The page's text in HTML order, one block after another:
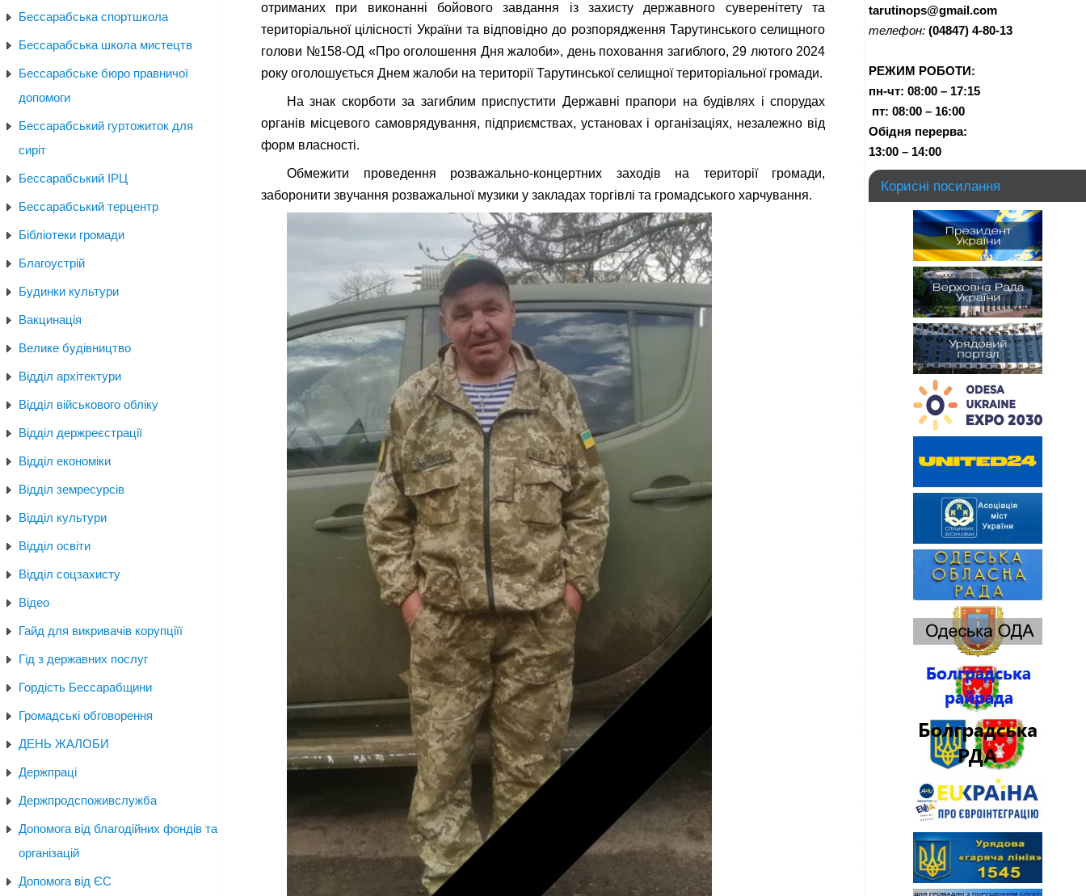
отриманих при виконанні бойового завдання із захисту державного суверенітету та
територіальної цілісності України та відповідно до розпорядження Тарутинського селищного
голови №158-ОД «Про оголошення Дня жалоби», день поховання загиблого, 29 лютого 2024
року оголошується Днем жалоби на території Тарутинської селищної територіальної громади.
На знак скорботи за загиблим приспустити Державні прапори на будівлях і спорудах
органів місцевого самоврядування, підприємствах, установах і організаціях, незалежно від
форм власності.
Обмежити проведення розважально-концертних заходів на території громади,
заборонити звучання розважальної музики у закладах торгівлі та громадського харчування.
Бессарабська спортшкола
Бессарабська школа мистецтв
Бессарабське бюро правничої
допомоги
Бессарабський гуртожиток для
сиріт
Бессарабський ІРЦ
Бессарабський терцентр
Бібліотеки громади
Благоустрій
Будинки культури
Вакцинація
Велике будівництво
Відділ архітектури
Відділ військового обліку
Відділ держреєстрації
Відділ економіки
Відділ земресурсів
Відділ культури
Відділ освіти
Відділ соцзахисту
Відео
Гайд для викривачів корупціїї
Гід з державних послуг
Гордість Бессарабщини
Громадські обговорення
ДЕНЬ ЖАЛОБИ
Держпраці
Держпродспоживслужба
Допомога від благодійних фондів та
організацій
Допомога від ЄС
tarutinops@gmail.com
телефон: (04847) 4-80-13
РЕЖИМ РОБОТИ:
пн-чт: 08:00 – 17:15
пт: 08:00 – 16:00
Обідня перерва:
13:00 – 14:00
Корисні посилання